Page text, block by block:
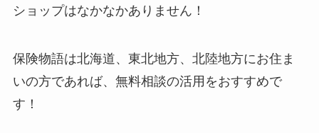
ショップはなかなかありません！
保険物語は北海道、東北地方、北陸地方にお住ま
いの方であれば、無料相談の活用をおすすめで
す！